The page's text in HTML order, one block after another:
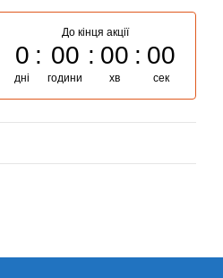
До кінця акції
0
дні
00
години
00
хв
00
сек